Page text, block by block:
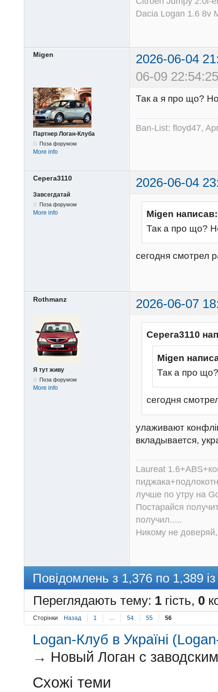
Dacia Logan 1.6 8v
Migen
2026-06-04
06-09
Партнер Логан-Клуба
Поза форумом
More info
Так а я про що?
Ban-List: floyd47,
Серега3110 2026-06-04
Завсегдатай
Поза форумом
More info
Migen написав:
Так а про що?
сегодня смотрел
Rothmanz 2026-06-07
Я тут живу
Поза форумом
More info
Серега3110
Migen
Так а про
сегодня
улаживают
вкладывается,
Laureat
лучше по утру на
Постарайся
получил.....
Никому не
Повідомлень з 1,376 по 1,389
Переглядають тему: 1 гість, 0
Сторінки Назад 1 … 54 55 56
Logan-Клуб в Україні
→ Новый Логан с
Схожі теми